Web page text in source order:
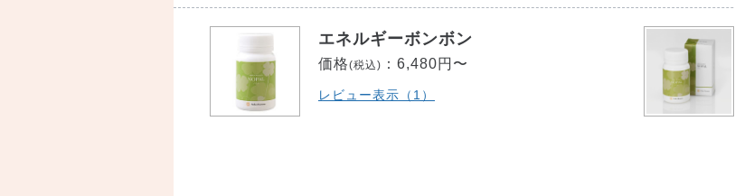
エネルギーボンボン
価格(税込) ： 6,480円〜
レビュー表示（1）